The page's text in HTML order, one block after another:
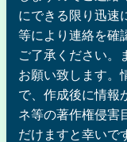
にできる限り迅速
等により連絡を確
ご了承ください。
お願い致します。
で、作成後に情報
ネ等の著作権侵害
だけますと幸いで